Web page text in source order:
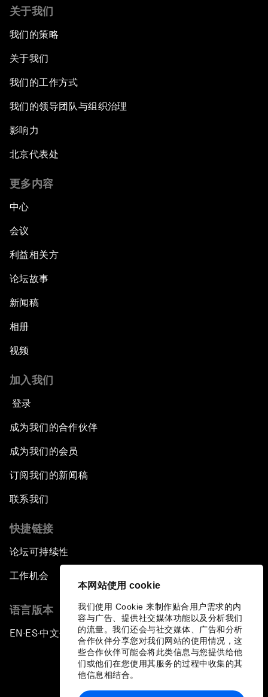
本网站使用 cookie
我们使用 Cookie 来制作贴合用户需求的内
容与广告、提供社交媒体功能以及分析我们
的流量。我们还会与社交媒体、广告和分析
合作伙伴分享您对我们网站的使用情况，这
些合作伙伴可能会将此类信息与您提供给他
们或他们在您使用其服务的过程中收集的其
他信息相结合。
关于我们
我们的策略
关于我们
我们的工作方式
我们的领导团队与组织治理
影响力
北京代表处
更多内容
中心
会议
利益相关方
论坛故事
新闻稿
相册
视频
加入我们
登录
成为我们的合作伙伴
成为我们的会员
订阅我们的新闻稿
联系我们
快捷链接
论坛可持续性
工作机会
语言版本
EN ▪ ES▪中文▪ 日本語